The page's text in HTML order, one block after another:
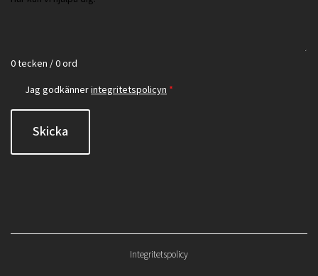
0 tecken / 0 ord
Jag godkännerintegritetspolicyn *
Skicka
Integritetspolicy